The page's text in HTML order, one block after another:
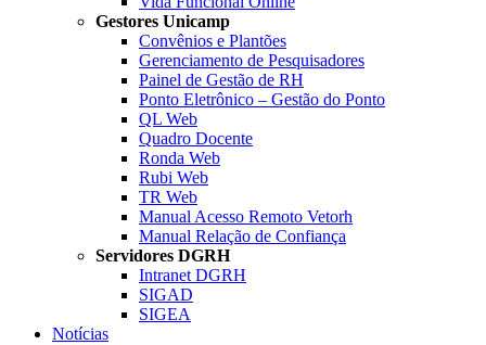
Gestores Unicamp
Convênios e Plantões
Gerenciamento de Pesquisadores
Painel de Gestão de RH
Ponto Eletrônico – Gestão do Ponto
QL Web
Quadro Docente
Ronda Web
Rubi Web
TR Web
Manual Acesso Remoto Vetorh
Manual Relação de Confiança
Servidores DGRH
Intranet DGRH
SIGAD
SIGEA
Notícias